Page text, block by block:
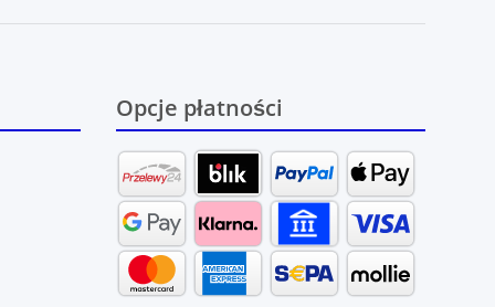
Opcje płatności